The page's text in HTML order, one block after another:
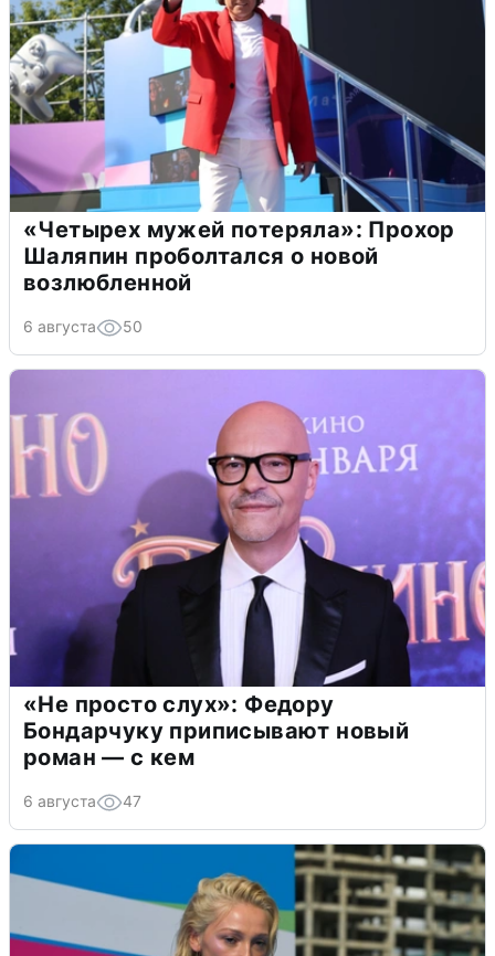
«Четырех мужей потеряла»: Прохор
Шаляпин проболтался о новой
возлюбленной
6 августа 50
«Не просто слух»: Федору
Бондарчуку приписывают новый
роман — с кем
6 августа 47